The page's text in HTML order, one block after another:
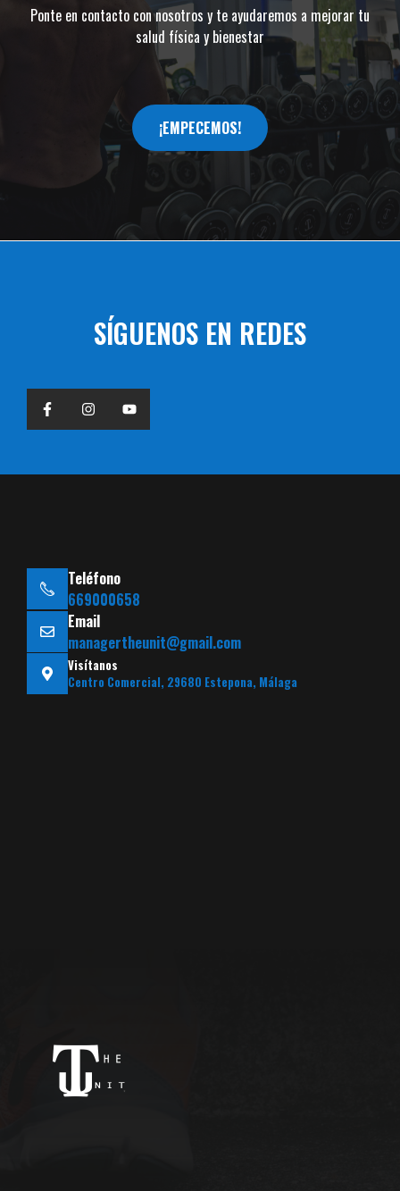
Ponte en contacto con nosotros y te ayudaremos a mejorar tu
salud física y bienestar
¡EMPECEMOS!
SÍGUENOS EN REDES
Teléfono
669000658
Email
managertheunit@gmail.com
Visítanos
Centro Comercial, 29680 Estepona, Málaga